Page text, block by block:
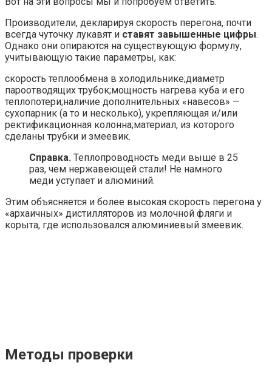
Производители, декларируя скорость перегона, почти
всегда чуточку лукавят и ставят завышенные цифры.
Однако они опираются на существующую формулу,
учитывающую такие параметры, как:
скорость теплообмена в холодильнике;диаметр
пароотводящих трубок;мощность нагрева куба и его
теплопотери;наличие дополнительных «навесов» —
сухопарник (а то и несколько), укрепляющая и/или
ректификационная колонна;материал, из которого
сделаны трубки и змеевик.
Справка. Теплопроводность меди выше в 25
раз, чем нержавеющей стали! Не намного
меди уступает и алюминий.
Этим объясняется и более высокая скорость перегона у
«архаичных» дистилляторов из молочной фляги и
корыта, где использовался алюминиевый змеевик.
Методы проверки